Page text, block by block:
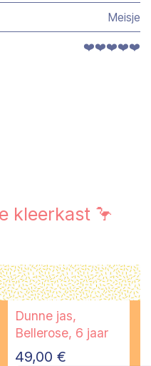
Meisje
❤️❤️❤️❤️❤️
kleerkast 🦩
Dunne jas,
Bellerose, 6 jaar
49,00 €